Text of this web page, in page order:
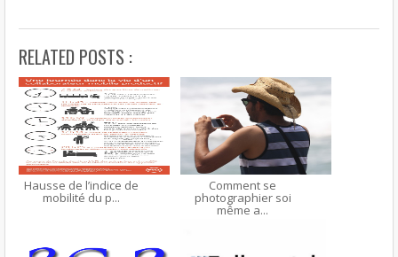
RELATED POSTS :
Hausse de l’indice de
mobilité du p...
Comment se
photographier soi
même a...